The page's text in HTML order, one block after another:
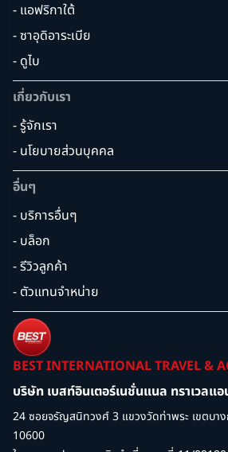
- แอฟริกาใต้
- ซาอุดิอาระเบีย
- ดูไบ
เกี่ยวกับเรา
- รู้จักเรา
- นโยบายส่วนบุคคล
อื่นๆ
- บริการอื่นๆ
- บล็อก
- รีวิวลูกค้า
- ตัวแทนจำหน่าย
BEST INTERNATIONAL TRAVEL &
บริษัท เบสท์อินเตอร์เนชั่นแนล ทราเวลแอ
24 ซอยจรัญสนิทวงศ์ 3 แขวงวัดท่าพระ เขตบา
10600